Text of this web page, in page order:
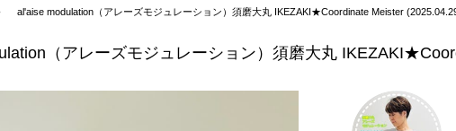
al'aise modulation（アレーズモジュレーション）須磨大丸 IKEZAKI★Coordinate Meister
（アレーズモジュレーション）須磨大丸